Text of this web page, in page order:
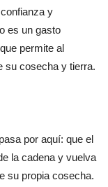
y
es un gasto
permite al
su cosecha y tierra.
por aquí: que el
la cadena y vuelva
su propia cosecha.